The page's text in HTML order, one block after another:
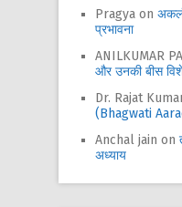
Pragya on
प्रभावना
ANILKUMAR
और उनकी बीस
Dr. Rajat
(Bhagwati
Anchal jain on
अध्याय